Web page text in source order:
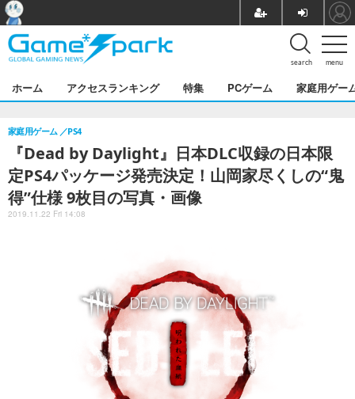
menu
search
ホーム アクセスランキング 特集 PCゲーム 家庭用ゲー
『Dead by Daylight』日本DLC収録の日本限
定PS4パッケージ発売決定！山岡家尽くしの“鬼
得”仕様 9枚目の写真・画像
家庭用ゲーム PS4
2019.11.22 Fri 14:08